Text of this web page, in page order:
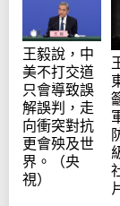
王毅說，中
美不打交道
只會導致誤
解誤判，走
向衝突對抗
更會殃及世
界。（央
視）